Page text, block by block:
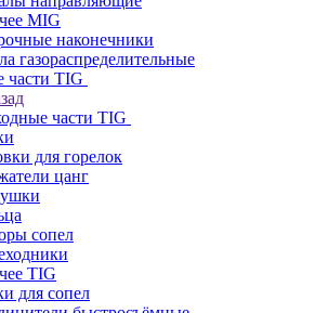
MIG
наконечники
газораспределительные
части TIG
части TIG
для горелок
цанг
сопел
TIG
для сопел